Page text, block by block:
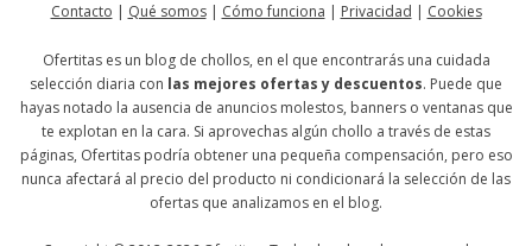
Contacto | Qué somos| Cómo funciona | Privacidad | Cookies
Ofertitas es un blog de chollos, en el que encontrarás una cuidada
selección diaria con las mejores ofertas y descuentos. Puede que
hayas notado la ausencia de anuncios molestos, banners o ventanas que
te explotan en la cara. Si aprovechas algún chollo a través de estas
páginas, Ofertitas podría obtener una pequeña compensación, pero eso
nunca afectará al precio del producto ni condicionará la selección de las
ofertas que analizamos en el blog.